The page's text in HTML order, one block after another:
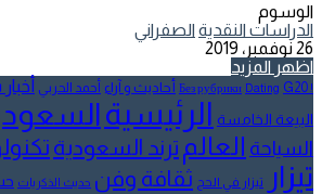
الوسوم
الدراسات النقدية الصفراني
26 نوفمبر، 2019
اظهر المزيد
! Без рубрики
Dating G20 أحاديث و آراء أحمد الحربي
البيعة الخامسة الرئيسية
السياحة العالم ترند السعودية
تيزار تيزار في الحج ثقافة وفن حديث الذكريات